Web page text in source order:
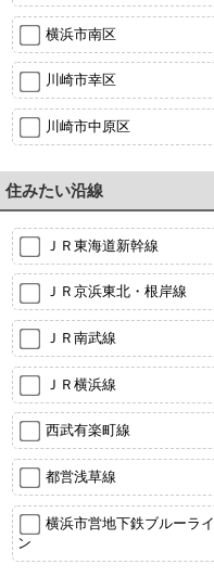
横浜市南区
川崎市幸区
川崎市中原区
住みたい沿線
ＪＲ東海道新幹線
ＪＲ京浜東北・根岸線
ＪＲ南武線
ＪＲ横浜線
西武有楽町線
都営浅草線
横浜市営地下鉄ブルーライ
ン